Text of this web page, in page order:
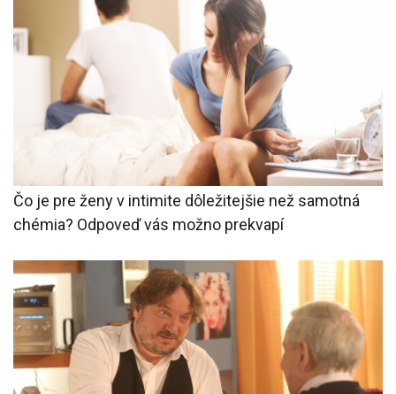
Čo je pre ženy v intimite dôležitejšie než samotná
chémia? Odpoveď vás možno prekvapí